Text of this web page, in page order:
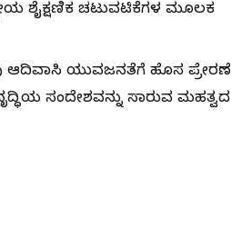
ಶೈಕ್ಷಣಿಕ ಚಟುವಟಿಕೆಗಳ ಮೂಲಕ
ಆದಿವಾಸಿ ಯುವಜನತೆಗೆ ಹೊಸ ಪ್ರೇರಣೆ
ಸಂದೇಶವನ್ನು ಸಾರುವ ಮಹತ್ವದ